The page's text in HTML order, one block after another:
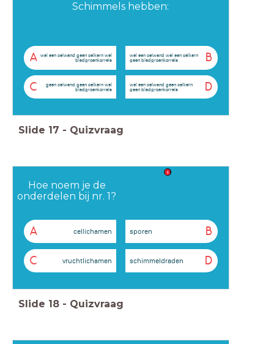
Schimmels hebben:
A wel een celwand geen celkern wel
bladgroenkorrels
B
wel een celwand wel een celkern
geen bladgroenkorrels
C
geen celwand geen celkern wel
bladgroenkorrels
D
wel een celwand geen celkern
geen bladgroenkorrels
Slide 17 - Quizvraag
Hoe noem je de
onderdelen bij nr. 1?
1
A cellichamen B
sporen
C vruchtlichamen D
schimmeldraden
Slide 18 - Quizvraag